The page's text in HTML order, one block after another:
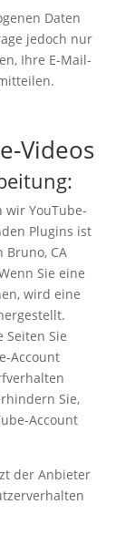
Daten
jedoch nur
Ihre E-Mail-
Videos
YouTube-
Plugins ist
Bruno, CA
Sie eine
wird eine
Seiten Sie
Account
Sie,
Account
der Anbieter